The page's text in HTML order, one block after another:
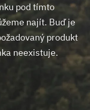
pod tímto
najít. Buď je
produkt
neexistuje.